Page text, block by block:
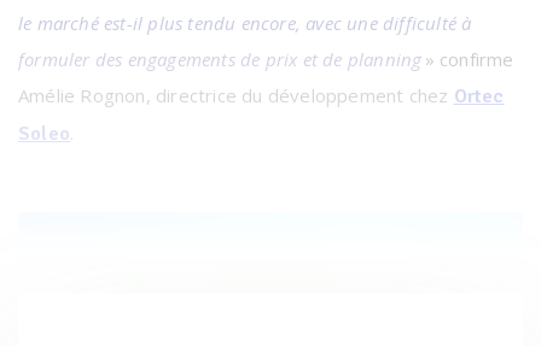
le marché est-il plus tendu encore, avec une difficulté à
formuler des engagements de prix et de planning » confirme
Amélie Rognon, directrice du développement chez Ortec
Soleo.